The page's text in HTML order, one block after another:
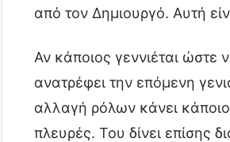
από τον Δημιουργό. Αυτή
Αν κάποιος γεννιέται ώστε
ανατρέφει την επόμενη
αλλαγή ρόλων κάνει
πλευρές. Του δίνει επίσης